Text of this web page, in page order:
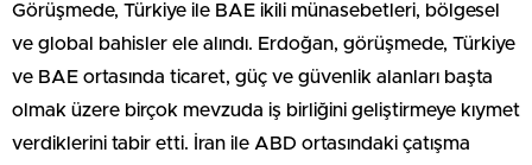
Görüşmede, Türkiye ile BAE ikili münasebetleri, bölgesel
ve global bahisler ele alındı. Erdoğan, görüşmede, Türkiye
ve BAE ortasında ticaret, güç ve güvenlik alanları başta
olmak üzere birçok mevzuda iş birliğini geliştirmeye kıymet
verdiklerini tabir etti. İran ile ABD ortasındaki çatışma